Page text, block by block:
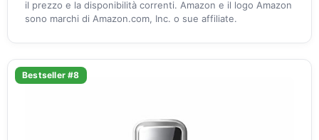
il prezzo e la disponibilità correnti. Amazon e il logo Amazon
sono marchi di Amazon.com, Inc. o sue affiliate.
Bestseller #8